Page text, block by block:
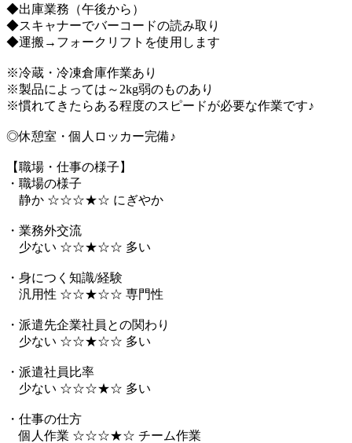
◆出庫業務（午後から）
◆スキャナーでバーコードの読み取り
◆運搬→フォークリフトを使用します
※冷蔵・冷凍倉庫作業あり
※製品によっては～2kg弱のものあり
※慣れてきたらある程度のスピードが必要な作業です♪
◎休憩室・個人ロッカー完備♪
【職場・仕事の様子】
・職場の様子
静か ☆☆☆★☆ にぎやか
・業務外交流
少ない ☆☆★☆☆ 多い
・身につく知識/経験
汎用性 ☆☆★☆☆ 専門性
・派遣先企業社員との関わり
少ない ☆☆★☆☆ 多い
・派遣社員比率
少ない ☆☆☆★☆ 多い
・仕事の仕方
個人作業 ☆☆☆★☆ チーム作業